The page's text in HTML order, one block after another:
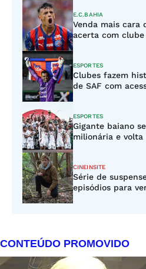
E.C.BAHIA
Venda mais cara
acerta com clube
ESPORTES
Clubes fazem
de SAF com
ESPORTES
Gigante baiano
milionária e volta
CINEINSITE
Série de
episódios para